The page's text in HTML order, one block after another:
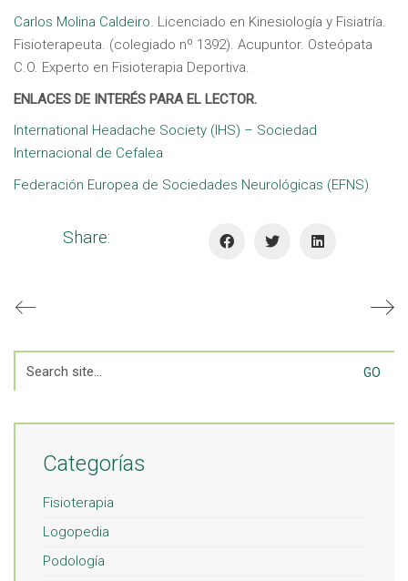
Carlos Molina Caldeiro. Licenciado en Kinesiología y Fisiatría.
Fisioterapeuta. (colegiado nº 1392). Acupuntor. Osteópata
C.O. Experto en Fisioterapia Deportiva.
ENLACES DE INTERÉS PARA EL LECTOR.
International Headache Society (IHS) – Sociedad
Internacional de Cefalea
Federación Europea de Sociedades Neurológicas (EFNS)
Share:
for:
Categorías
Fisioterapia
Logopedia
Podología